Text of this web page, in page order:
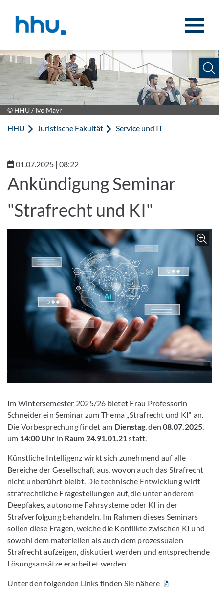
© HHU / Ivo Mayr
HHU Juristische Fakultät Service und IT
01.07.2025 | 08:22
Ankündigung Seminar
"Strafrecht und KI"
Im Wintersemester 2025/26 bietet Frau Professorin
Schneider ein Seminar zum Thema „Strafrecht und KI“ an.
Die Vorbesprechung findet am Dienstag, den08.07.2025,
um 14:00 Uhr in Raum 24.91.01.21 statt.
Künstliche Intelligenz wirkt sich zunehmend auf alle
Bereiche der Gesellschaft aus, wovon auch das Strafrecht
nicht unberührt bleibt. Die technische Entwicklung wirft
strafrechtliche Fragestellungen auf, die unter anderem
Deepfakes, autonome Fahrsysteme oder KI in der
Strafverfolgung behandeln. Im Rahmen dieses Seminars
sollen diese Fragen, welche die Konflikte zwischen KI und
sowohl dem materiellen als auch dem prozessualen
Strafrecht aufzeigen, diskutiert werden und entsprechende
Lösungsansätze erarbeitet werden.
Unter den folgenden Links finden Sie nähere